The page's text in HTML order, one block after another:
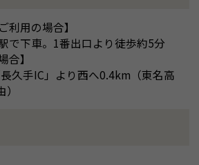
利用の場合】
で下車。1番出口より徒歩約5分
合】
久手IC」より西へ0.4km（東名高